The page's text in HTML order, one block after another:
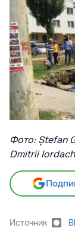
Фото: Ștefan
Dmitrii
Источник